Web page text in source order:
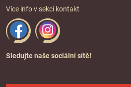
Více info v sekci kontakt
Sledujte naše sociální sítě!